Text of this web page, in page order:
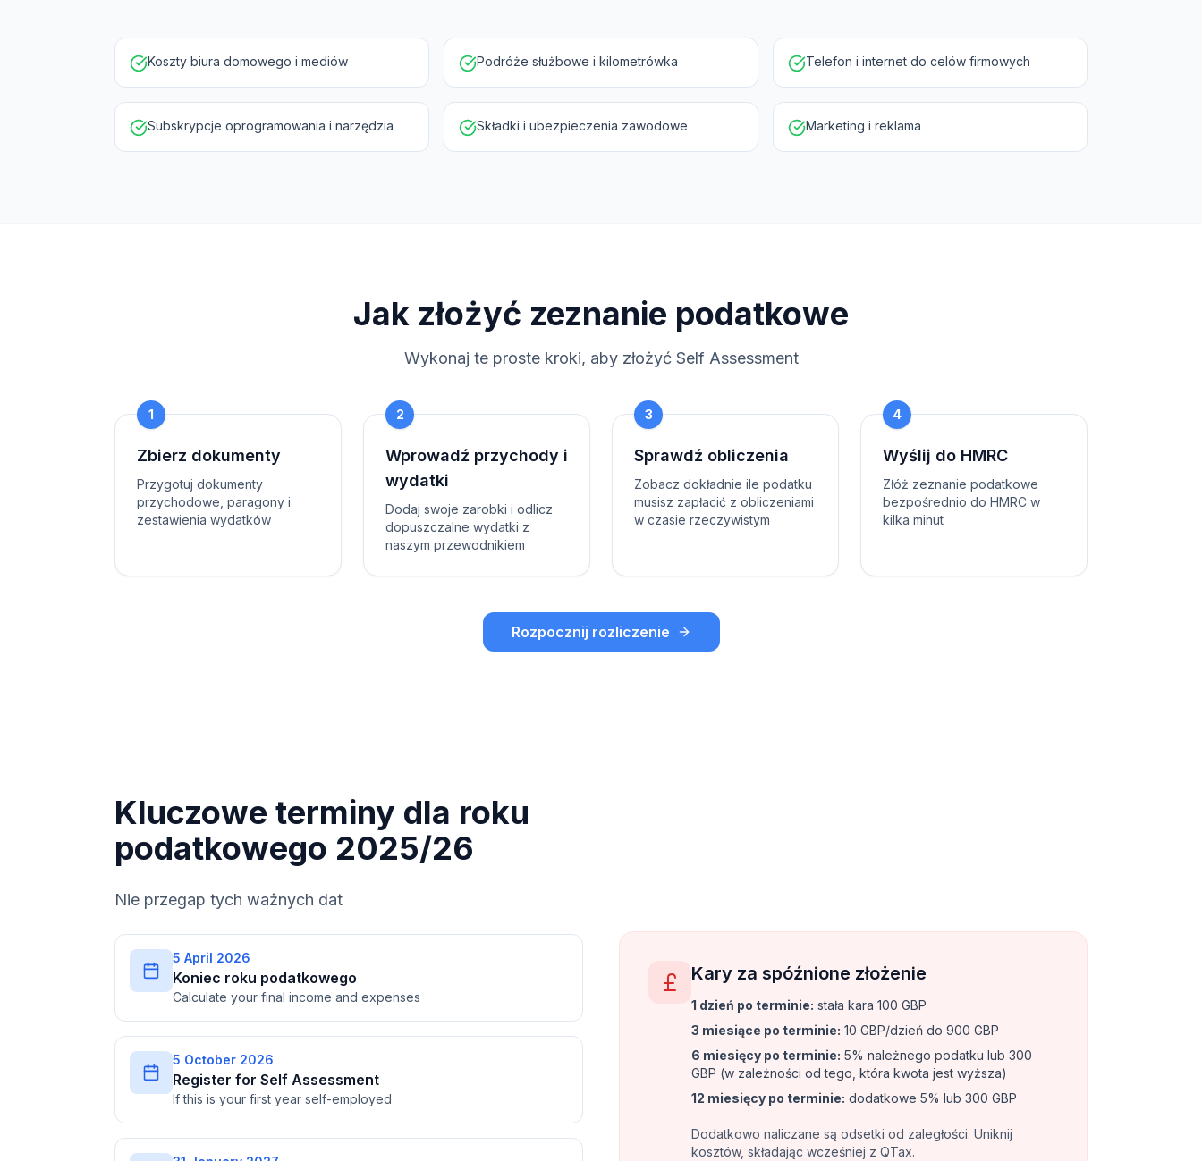
Koszty biura domowego i mediów Podróże służbowe i kilometrówka Telefon i internet do celów firmowych
Subskrypcje oprogramowania i narzędzia Składki i ubezpieczenia zawodowe Marketing i reklama
Jak złożyć zeznanie podatkowe
Wykonaj te proste kroki, aby złożyć Self Assessment
1
Zbierz dokumenty
Przygotuj dokumenty
przychodowe, paragony i
zestawienia wydatków
2
Wprowadź przychody i
wydatki
Dodaj swoje zarobki i odlicz
dopuszczalne wydatki z
naszym przewodnikiem
3
Sprawdź obliczenia
Zobacz dokładnie ile podatku
musisz zapłacić z obliczeniami
w czasie rzeczywistym
4
Wyślij do HMRC
Złóż zeznanie podatkowe
bezpośrednio do HMRC w
kilka minut
Rozpocznij rozliczenie
Kluczowe terminy dla roku
podatkowego 2025/26
Nie przegap tych ważnych dat
5 April 2026
Koniec roku podatkowego
Calculate your final income and expenses
5 October 2026
Register for Self Assessment
If this is your first year self-employed
Kary za spóźnione złożenie
1 dzień po terminie: stała kara 100 GBP
3 miesiące po terminie: 10 GBP/dzień do 900 GBP
6 miesięcy po terminie: 5% należnego podatku lub 300
GBP (w zależności od tego, która kwota jest wyższa)
12 miesięcy po terminie: dodatkowe 5% lub 300 GBP
Dodatkowo naliczane są odsetki od zaległości. Uniknij
kosztów, składając wcześniej z QTax.